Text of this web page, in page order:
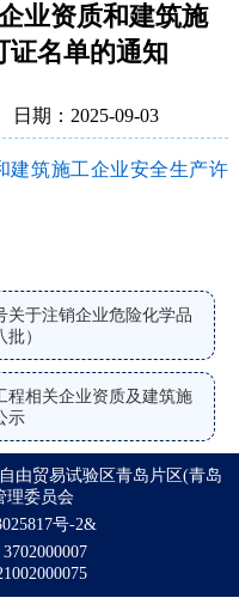
业资质和建筑施
证名单的通知
日期：2025-09-03
建筑施工企业安全生产许
关于注销企业危险化学品
）
程相关企业资质及建筑施
示
由贸易试验区青岛片区(青岛
理委员会
号-2&